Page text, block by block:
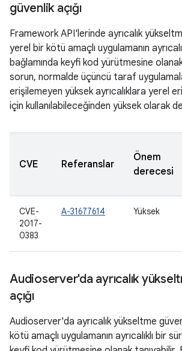
güvenlik açığı
Framework API'lerinde ayrıcalık
yerel bir kötü amaçlı uygulamanın
bağlamında keyfi kod yürütmesine
sorun, normalde üçüncü taraf
erişilemeyen yüksek ayrıcalıklara yerel
için kullanılabileceğinden yüksek olarak
CVE Referanslar
Önem
derecesi
CVE-
2017-
0383
A-31677614 Yüksek
Audioserver'da ayrıcalık
açığı
Audioserver'da ayrıcalık yükseltme
kötü amaçlı uygulamanın ayrıcalıklı bir